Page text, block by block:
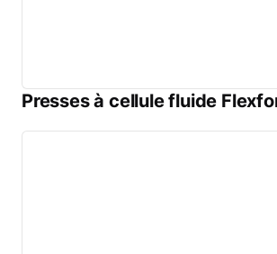
Presses à cellule fluide